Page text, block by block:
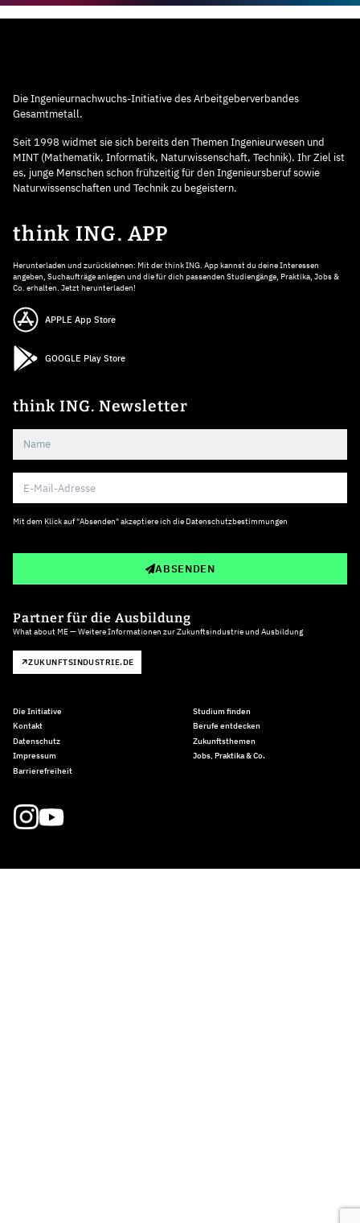
Die Ingenieurnachwuchs-Initiative des Arbeitgeberverbandes
Gesamtmetall.
Seit 1998 widmet sie sich bereits den Themen Ingenieurwesen und
MINT (Mathematik, Informatik, Naturwissenschaft, Technik). Ihr Ziel ist
es, junge Menschen schon frühzeitig für den Ingenieursberuf sowie
Naturwissenschaften und Technik zu begeistern.
think ING. APP
Herunterladen und zurücklehnen: Mit der think ING. App kannst du deine Interessen
angeben, Suchaufträge anlegen und die für dich passenden Studiengänge, Praktika, Jobs &
Co. erhalten. Jetzt herunterladen!
APPLE App Store
GOOGLE Play Store
think ING. Newsletter
Mit dem Klick auf "Absenden" akzeptiere ich die Datenschutzbestimmungen
ABSENDEN
Partner für die Ausbildung
What about ME — Weitere Informationen zur Zukunftsindustrie und Ausbildung
ZUKUNFTSINDUSTRIE.DE
Die Initiative
Kontakt
Datenschutz
Impressum
Barrierefreiheit
Studium finden
Berufe entdecken
Zukunftsthemen
Jobs, Praktika & Co.